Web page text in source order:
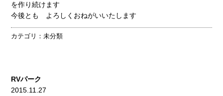
を作り続けます
今後とも よろしくおねがいいたします
カテゴリ：未分類
RVパーク
2015.11.27